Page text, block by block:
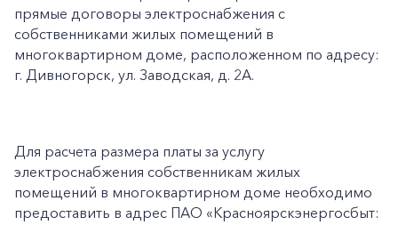
прямые договоры электроснабжения с
собственниками жилых помещений в
многоквартирном доме, расположенном по адресу:
г. Дивногорск, ул. Заводская, д. 2А.
Для расчета размера платы за услугу
электроснабжения собственникам жилых
помещений в многоквартирном доме необходимо
предоставить в адрес ПАО «Красноярскэнергосбыт: